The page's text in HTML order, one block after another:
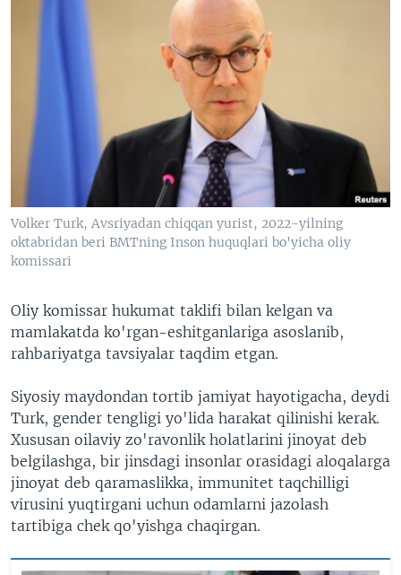
Volker Turk, Avsriyadan chiqqan yurist, 2022-yilning
oktabridan beri BMTning Inson huquqlari bo'yicha oliy
komissari
Oliy komissar hukumat taklifi bilan kelgan va
mamlakatda ko'rgan-eshitganlariga asoslanib,
rahbariyatga tavsiyalar taqdim etgan.
Siyosiy maydondan tortib jamiyat hayotigacha, deydi
Turk, gender tengligi yo'lida harakat qilinishi kerak.
Xususan oilaviy zo'ravonlik holatlarini jinoyat deb
belgilashga, bir jinsdagi insonlar orasidagi aloqalarga
jinoyat deb qaramaslikka, immunitet taqchilligi
virusini yuqtirgani uchun odamlarni jazolash
tartibiga chek qo'yishga chaqirgan.